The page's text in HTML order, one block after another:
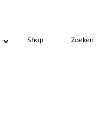
Shop Zoeken